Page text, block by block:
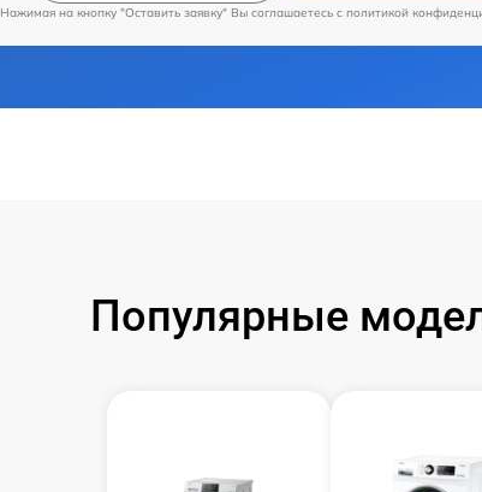
Нажимая на кнопку "Оставить заявку" Вы соглашаетесь c политикой
Популярные